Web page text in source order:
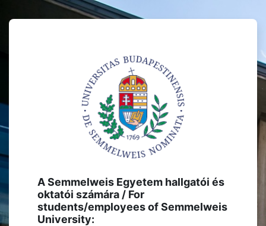
Tovább a fő tartalomhoz
Belépés ide:
A Semmelweis Egyetem hallgatói és
oktatói számára / For
students/employees of Semmelweis
University: